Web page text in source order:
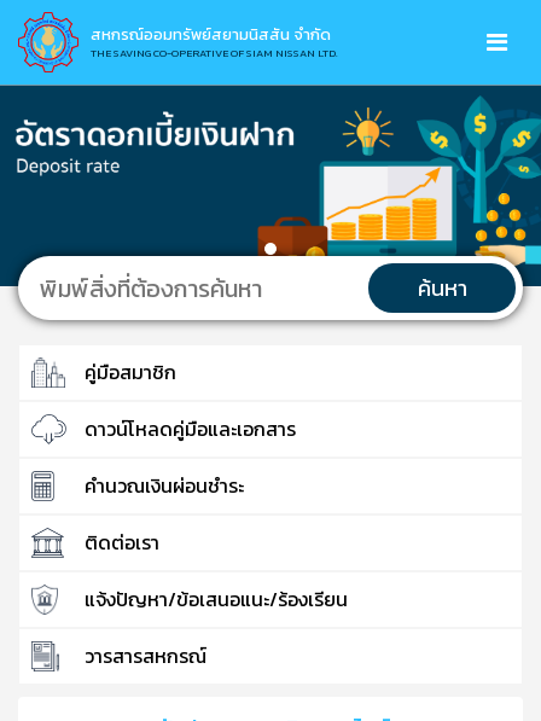
สหกรณ์ออมทรัพย์สยามนิสสัน จำกัด
THE SAVING CO-OPERATIVE OF SIAM NISSAN LTD.
ค้นหา
คู่มือสมาชิก
ดาวน์โหลดคู่มือและเอกสาร
คำนวณเงินผ่อนชำระ
ติดต่อเรา
แจ้งปัญหา/ข้อเสนอแนะ/ร้องเรียน
วารสารสหกรณ์